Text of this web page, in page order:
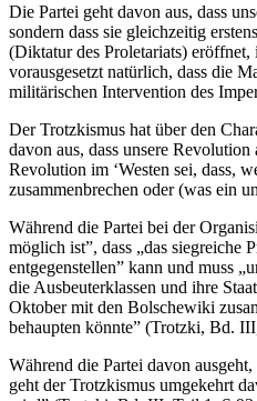
Die Partei geht davon aus, dass
sondern dass sie gleichzeitig
(Diktatur des Proletariats)
vorausgesetzt natürlich, dass die
militärischen Intervention des
Der Trotzkismus hat über den
davon aus, dass unsere
Revolution im ‘Westen sei, dass,
zusammenbrechen oder (was ein
Während die Partei bei der
möglich ist”, dass „das siegreiche
entgegenstellen” kann und muss
die Ausbeuterklassen und ihre
Oktober mit den Bolschewiki
behaupten könnte” (Trotzki, Bd.
Während die Partei davon
geht der Trotzkismus umgekehrt